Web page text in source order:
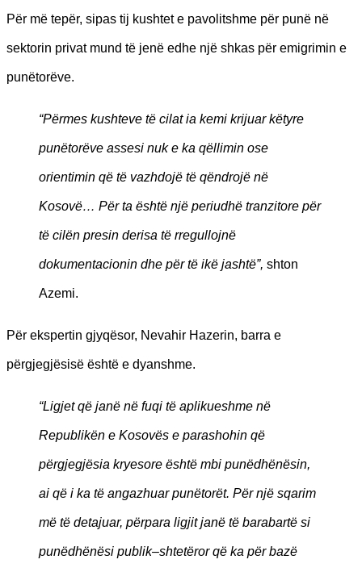
Për më tepër, sipas tij kushtet e pavolitshme për punë në
sektorin privat mund të jenë edhe një shkas për emigrimin e
punëtorëve.
“Përmes kushteve të cilat ia kemi krijuar këtyre
punëtorëve assesi nuk e ka qëllimin ose
orientimin që të vazhdojë të qëndrojë në
Kosovë… Për ta është një periudhë tranzitore për
të cilën presin derisa të rregullojnë
dokumentacionin dhe për të ikë jashtë”, shton
Azemi.
Për ekspertin gjyqësor, Nevahir Hazerin, barra e
përgjegjësisë është e dyanshme.
“Ligjet që janë në fuqi të aplikueshme në
Republikën e Kosovës e parashohin që
përgjegjësia kryesore është mbi punëdhënësin,
ai që i ka të angazhuar punëtorët. Për një sqarim
më të detajuar, përpara ligjit janë të barabartë si
punëdhënësi publik–shtetëror që ka për bazë